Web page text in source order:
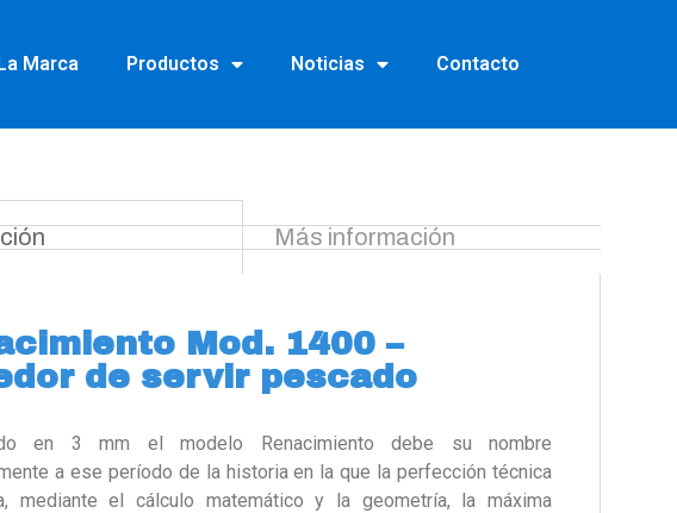
La Marca Productos Noticias Contacto
Más información
Mod. 1400 –
de servir pescado
en 3 mm el modelo Renacimiento debe su nombre
a ese período de la historia en la que la perfección técnica
mediante el cálculo matemático y la geometría, la máxima